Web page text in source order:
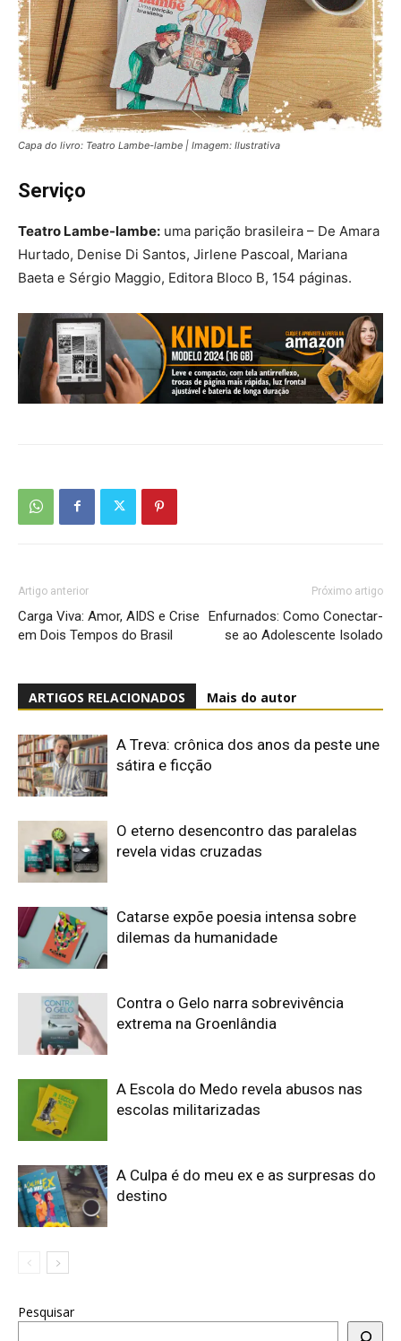
Capa do livro: Teatro Lambe-lambe | Imagem: Ilustrativa
Serviço
Teatro Lambe-lambe: uma parição brasileira – De Amara
Hurtado, Denise Di Santos, Jirlene Pascoal, Mariana
Baeta e Sérgio Maggio, Editora Bloco B, 154 páginas.
Artigo anterior
Carga Viva: Amor, AIDS e Crise
em Dois Tempos do Brasil
Próximo artigo
Enfurnados: Como Conectar-
se ao Adolescente Isolado
ARTIGOS RELACIONADOS Mais do autor
A Treva: crônica dos anos da peste une
sátira e ficção
O eterno desencontro das paralelas
revela vidas cruzadas
Catarse expõe poesia intensa sobre
dilemas da humanidade
Contra o Gelo narra sobrevivência
extrema na Groenlândia
A Escola do Medo revela abusos nas
escolas militarizadas
A Culpa é do meu ex e as surpresas do
destino
Pesquisar